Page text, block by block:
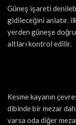
Güneş işareti
gidileceğini anlatır.
yerden güneşe
altları kontrol edilir.
Kesme kayanın
dibinde bir mezar
varsa oda diğer